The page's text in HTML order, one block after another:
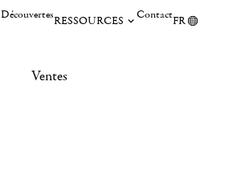
DécouvertesRESSOURCES ContactFR
Ventes